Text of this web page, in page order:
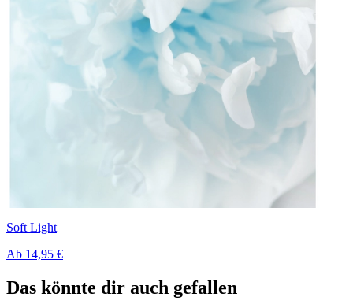
Soft Light
Ab 14,95 €
Das könnte dir auch gefallen